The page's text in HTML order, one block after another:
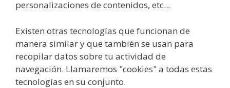
personalizaciones de contenidos, etc...
Existen otras tecnologías que funcionan de
manera similar y que también se usan para
recopilar datos sobre tu actividad de
navegación. Llamaremos "cookies" a todas estas
tecnologías en su conjunto.